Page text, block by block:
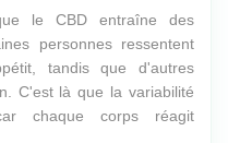
le CBD entraîne des
personnes ressentent
tandis que d'autres
C'est là que la variabilité
chaque corps réagit